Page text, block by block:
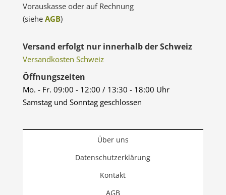
Vorauskasse oder auf Rechnung
(siehe AGB)
Versand erfolgt nur innerhalb der Schweiz
Versandkosten Schweiz
Öffnungszeiten
Mo. - Fr. 09:00 - 12:00 / 13:30 - 18:00 Uhr
Samstag und Sonntag geschlossen
Über uns
Datenschutzerklärung
Kontakt
AGB